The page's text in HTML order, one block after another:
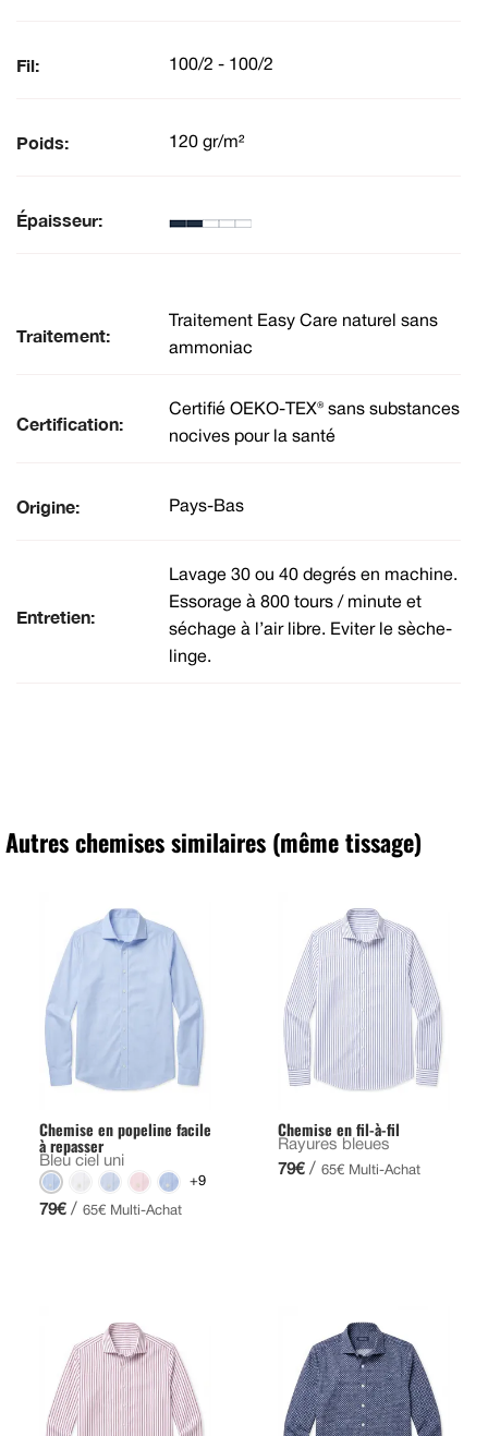
Fil: 100/2 - 100/2
Poids: 120 gr/m²
Épaisseur:
Traitement:
Traitement Easy Care naturel sans
ammoniac
Certification:
Certifié OEKO-TEX® sans substances
nocives pour la santé
Origine: Pays-Bas
Entretien:
Lavage 30 ou 40 degrés en machine.
Essorage à 800 tours / minute et
séchage à l’air libre. Eviter le sèche-
linge.
Autres chemises similaires (même tissage)
Chemise en popeline facile
à repasser
Bleu ciel uni
+9
79€ / 65€ Multi-Achat
Chemise en fil-à-fil
Rayures bleues
79€ / 65€ Multi-Achat